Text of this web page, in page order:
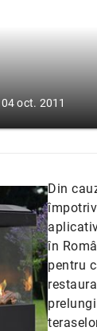
04 oct. 2011
Din
în
pentru